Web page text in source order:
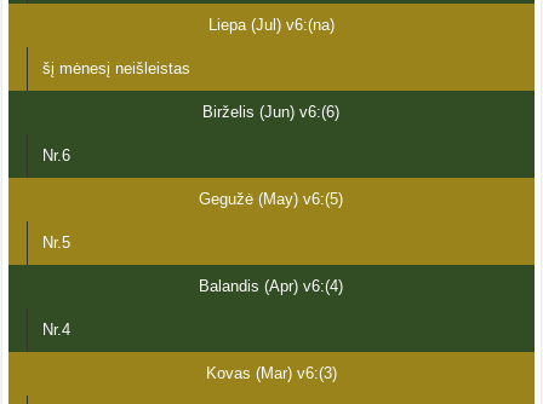
Liepa (Jul) v6:(na)
šį mėnesį neišleistas
Birželis (Jun) v6:(6)
Nr.6
Gegužė (May) v6:(5)
Nr.5
Balandis (Apr) v6:(4)
Nr.4
Kovas (Mar) v6:(3)